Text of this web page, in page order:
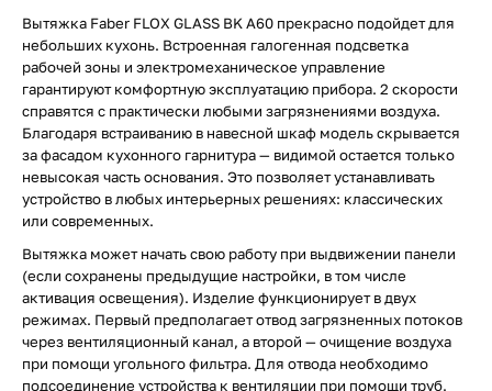
Вытяжка Faber FLOX GLASS BK A60 прекрасно подойдет для
небольших кухонь. Встроенная галогенная подсветка
рабочей зоны и электромеханическое управление
гарантируют комфортную эксплуатацию прибора. 2 скорости
справятся с практически любыми загрязнениями воздуха.
Благодаря встраиванию в навесной шкаф модель скрывается
за фасадом кухонного гарнитура — видимой остается только
невысокая часть основания. Это позволяет устанавливать
устройство в любых интерьерных решениях: классических
или современных.
Вытяжка может начать свою работу при выдвижении панели
(если сохранены предыдущие настройки, в том числе
активация освещения). Изделие функционирует в двух
режимах. Первый предполагает отвод загрязненных потоков
через вентиляционный канал, а второй — очищение воздуха
при помощи угольного фильтра. Для отвода необходимо
подсоединение устройства к вентиляции при помощи труб.